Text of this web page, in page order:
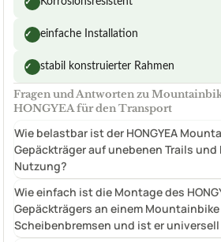
✓
✓ einfache Installation
✓ stabil konstruierter Rahmen
Fragen und Antworten zu
HONGYEA für den Transport
Wie belastbar ist der HONGYEA
Gepäckträger auf unebenen Trails und
Nutzung?
Wie einfach ist die Montage des
Gepäckträgers an einem
Scheibenbremsen und ist er